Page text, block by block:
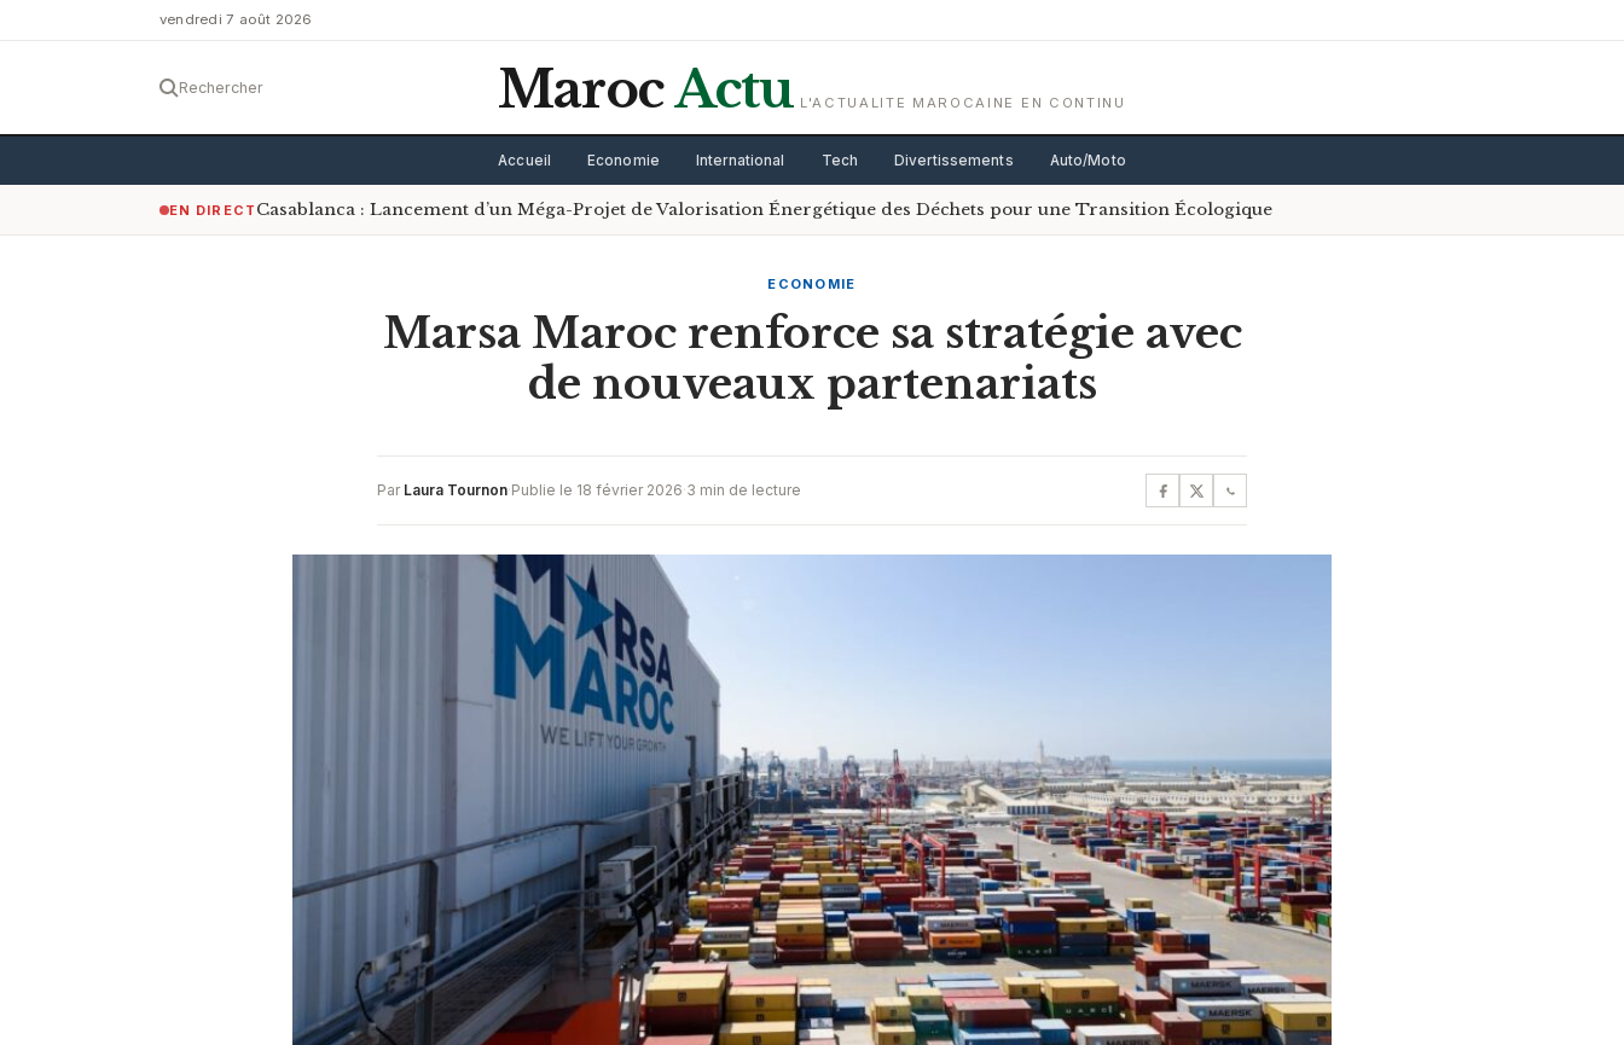
vendredi 7 août 2026
Rechercher MarocActu L'ACTUALITE MAROCAINE EN CONTINU
Accueil Economie International Tech Divertissements Auto/Moto
EN DIRECT Casablanca : Lancement d’un Méga-Projet de Valorisation Énergétique des Déchets pour une Transition Écologique
ECONOMIE
Marsa Maroc renforce sa stratégie avec
de nouveaux partenariats
Par Laura Tournon·Publie le 18 février 2026·3 min de lecture